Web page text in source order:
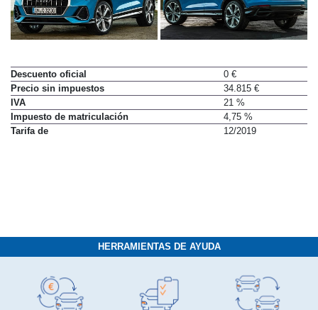
Descuento oficial
0 €
Precio sin impuestos
34.815 €
IVA
21 %
Impuesto de matriculación
4,75 %
HERRAMIENTAS DE AYUDA